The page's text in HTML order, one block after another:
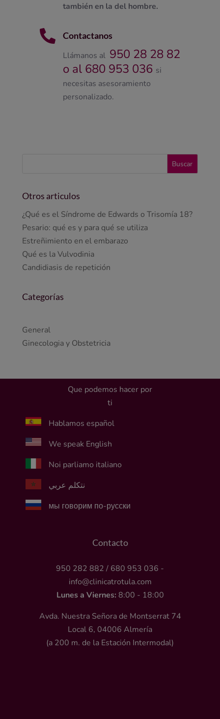
también en la del hombre.

Contactanos
Llámanos al 950 28 28 82
o al 680 953 036 si
necesitas asesoramiento
personalizado.
Otros articulos
¿Qué es el Síndrome de Edwards o Trisomía 18?
Pesario: qué es y para qué se utiliza
Estreñimiento en el embarazo
Qué es la Vulvodinia
Candidiasis de repetición
Categorías
General
Ginecologia y Obstetricia
Que podemos hacer por
ti
Hablamos español
We speak English
Noi parliamo italiano
نتكلم عربي
мы говорим по-русски
Contacto
950 282 882 / 680 953 036 -
info@clinicatrotula.com
Lunes a Viernes: 8:00 - 18:00
Avda. Nuestra Señora de Montserrat 74
Local 6, 04006 Almería
(a 200 m. de la Estación Intermodal)